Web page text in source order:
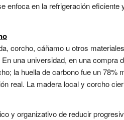
enfoca en la refrigeración
corcho, cáñamo u otros
una universidad, en una compra
la huella de carbono fue un 78%
real. La madera local y corcho
y organizativo de reducir